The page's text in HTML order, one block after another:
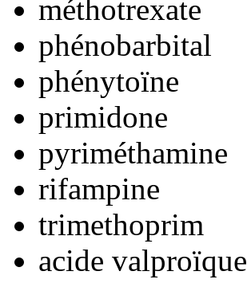
méthotrexate
phénobarbital
phénytoïne
primidone
pyriméthamine
rifampine
trimethoprim
acide valproïque